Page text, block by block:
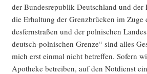
der Bun­des­re­pu­blik Deutsch­land und der
die Erhal­tung der Grenz­brü­cken im
des­fern­stra­ßen und der pol­ni­schen
deutsch-pol­ni­schen Gren­ze“ sind alles
mich erst ein­mal nicht betref­fen. Sofern
Apo­the­ke betrei­ben, auf den Not­dienst